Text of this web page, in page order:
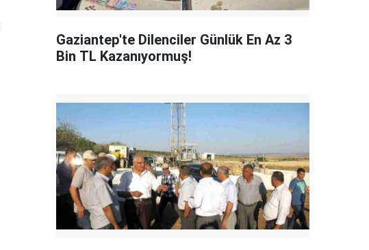
Gaziantep'te Dilenciler Günlük En Az 3
Bin TL Kazanıyormuş!